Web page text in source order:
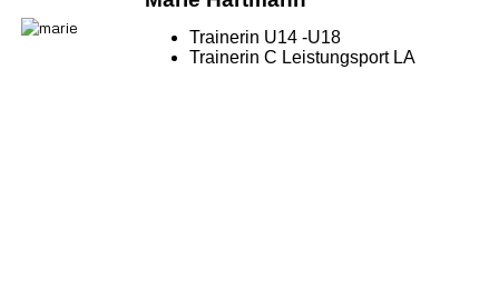
Trainerin U14 -U18
Trainerin C Leistungsport LA